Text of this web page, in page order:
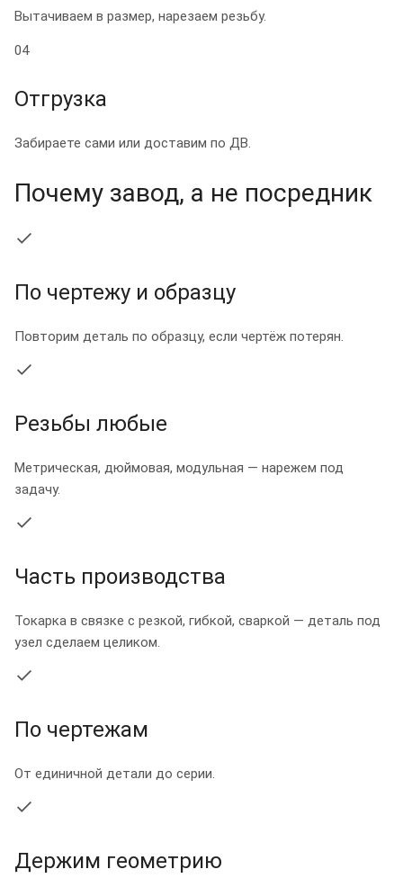
Вытачиваем в размер, нарезаем резьбу.
04
Отгрузка
Забираете сами или доставим по ДВ.
Почему завод, а не посредник
По чертежу и образцу
Повторим деталь по образцу, если чертёж потерян.
Резьбы любые
Метрическая, дюймовая, модульная — нарежем под
задачу.
Часть производства
Токарка в связке с резкой, гибкой, сваркой — деталь под
узел сделаем целиком.
По чертежам
От единичной детали до серии.
Держим геометрию